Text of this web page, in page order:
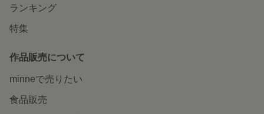
ランキング
特集
作品販売について
minneで売りたい
食品販売